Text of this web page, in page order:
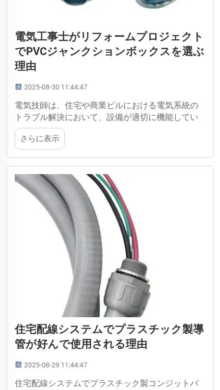
電気工事士がリフォームプロジェクト
でPVCジャンクションボックスを選ぶ
理由
2025-08-30 11:44:47
電気技師は、住宅や商業ビルにおける電気系統の
トラブル解決において、設備が適切に機能してい
ることを確認するという重要な役割を担っていま
す。すべてが安全で正しく機能していることを確
認する必要があります。電気技師は…
さらに表示
住宅配線システムでプラスチック製導
管が好んで使用される理由
2025-08-29 11:44:47
住宅配線システムでプラスチック製コンジットパ